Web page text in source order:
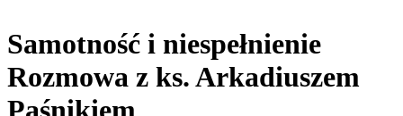
Samotność i niespełnienie
Rozmowa z ks. Arkadiuszem